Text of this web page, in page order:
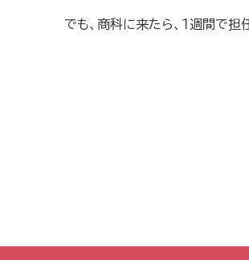
でも、商科に来たら、１週間で担